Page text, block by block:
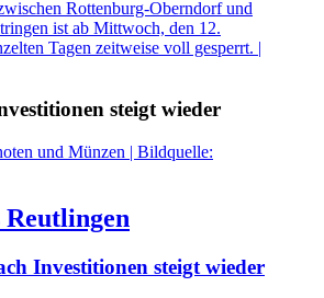
Rottenburg-Oberndorf und
ist ab Mittwoch, den 12.
Tagen zeitweise voll gesperrt. |
steigt wieder
Investitionen steigt wieder